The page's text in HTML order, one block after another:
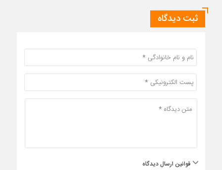
ثبت دیدگاه
قوانین ارسال دیدگاه